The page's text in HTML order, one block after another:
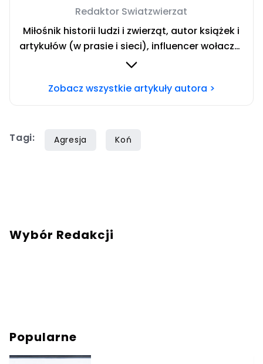
Redaktor Swiatzwierzat
Miłośnik historii ludzi i zwierząt, autor książek i
artykułów (w prasie i sieci), influencer wołacza.
Redaktor swiatzwierzat.pl. Team koty. Chcesz
do mnie wiadomość na mail:
Zobacz wszystkie artykuły autora >
Tagi: Agresja Koń
Wybór Redakcji
Popularne